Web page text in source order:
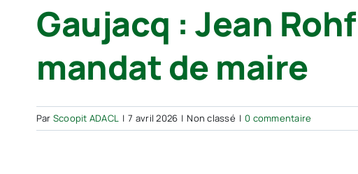
Gaujacq : Jean
mandat de maire
Par Scoopit ADACL | 7 avril 2026 | Non classé | 0 commentaire